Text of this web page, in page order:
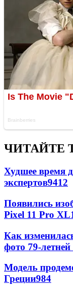
ЧИТАЙТЕ
Худшее время
экспертов9412
Появились
Pixel 11 Pro XL
Как
фото 79-
Модель
Греции984